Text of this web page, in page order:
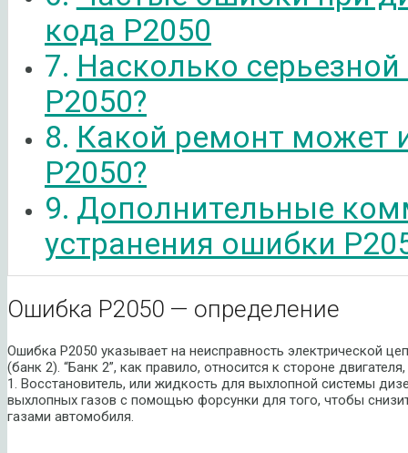
кода P2050
Насколько
P2050?
Какой ремонт может
P2050?
Дополнительные
устранения ошибки
Ошибка P2050 — определение
Ошибка P2050 указывает на неисправность электрической
(банк 2). “Банк 2”, как правило, относится к стороне
1. Восстановитель, или жидкость для выхлопной системы
выхлопных газов с помощью форсунки для того, чтобы
газами автомобиля.